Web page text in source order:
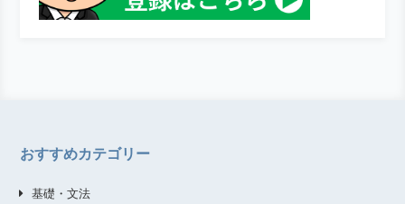
おすすめカテゴリー
基礎・文法